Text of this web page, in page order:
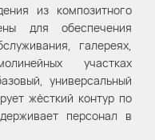
из композитного
для обеспечения
галереях,
участках
универсальный
жёсткий контур по
персонал в